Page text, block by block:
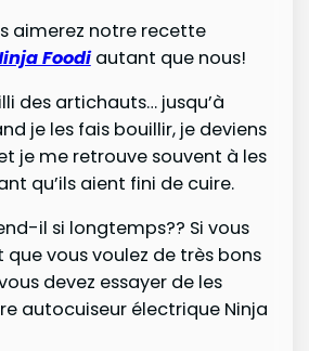
aimerez notre recette
Foodiautant que nous!
des artichauts… jusqu’à
je les fais bouillir, je deviens
je me retrouve souvent à les
qu’ils aient fini de cuire.
il si longtemps?? Si vous
vous voulez de très bons
devez essayer de les
autocuiseur électrique Ninja